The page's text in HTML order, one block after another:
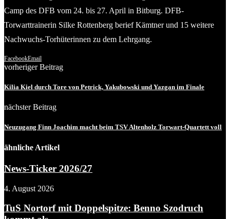
Camp des DFB vom 24. bis 27. April in Bitburg. DFB-
Torwarttrainerin Silke Rottenberg berief Kämtner und 15 weitere
Nachwuchs-Torhüterinnen zu dem Lehrgang.
FacebookEmail
vorheriger Beitrag
Kilia Kiel durch Tore von Petrick, Yakubowski und Yazgan im Finale
nächster Beitrag
Neuzugang Finn Joachim macht beim TSV Altenholz Torwart-Quartett voll
ähnliche Artikel
News-Ticker 2026/27
4. August 2026
TuS Nortorf mit Doppelspitze: Benno Szodruch